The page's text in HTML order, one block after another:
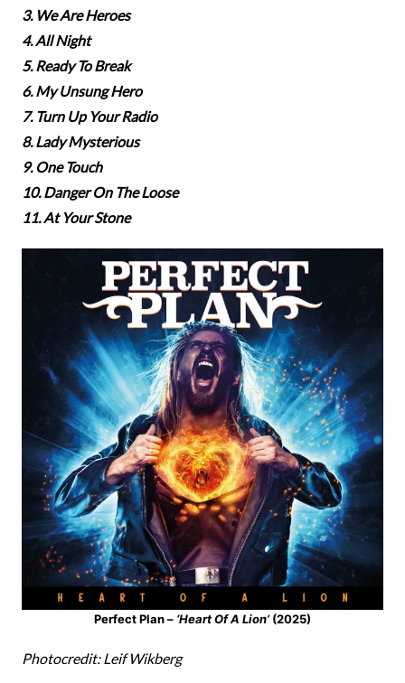
3. We Are Heroes
4. All Night
5. Ready To Break
6. My Unsung Hero
7. Turn Up Your Radio
8. Lady Mysterious
9. One Touch
10. Danger On The Loose
11. At Your Stone
Perfect Plan – ‘Heart Of A Lion’(2025)
Photocredit: Leif Wikberg